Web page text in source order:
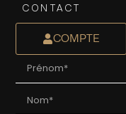
CONTACT
COMPTE